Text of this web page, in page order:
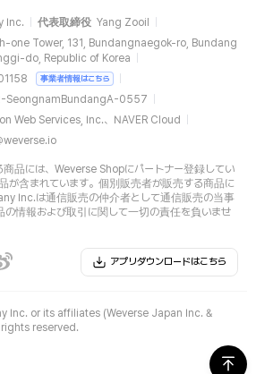
Inc. 代表取締役 Yang Zooil
one Tower, 131, Bundangnaegok-ro, Bundang
do, Republic of Korea
事業者情報はこちら
SeongnamBundangA-0557
Web Services, Inc.、NAVER Cloud
品には、Weverse Shopにパートナー登録してい
が含まれています。個別販売者が販売する商品に
Inc.は通信販売の仲介者として通信販売の当事
の情報および取引に関して一切の責任を負いませ
アプリダウンロードはこちら
Inc. or its affiliates (Weverse Japan Inc. &
reserved.